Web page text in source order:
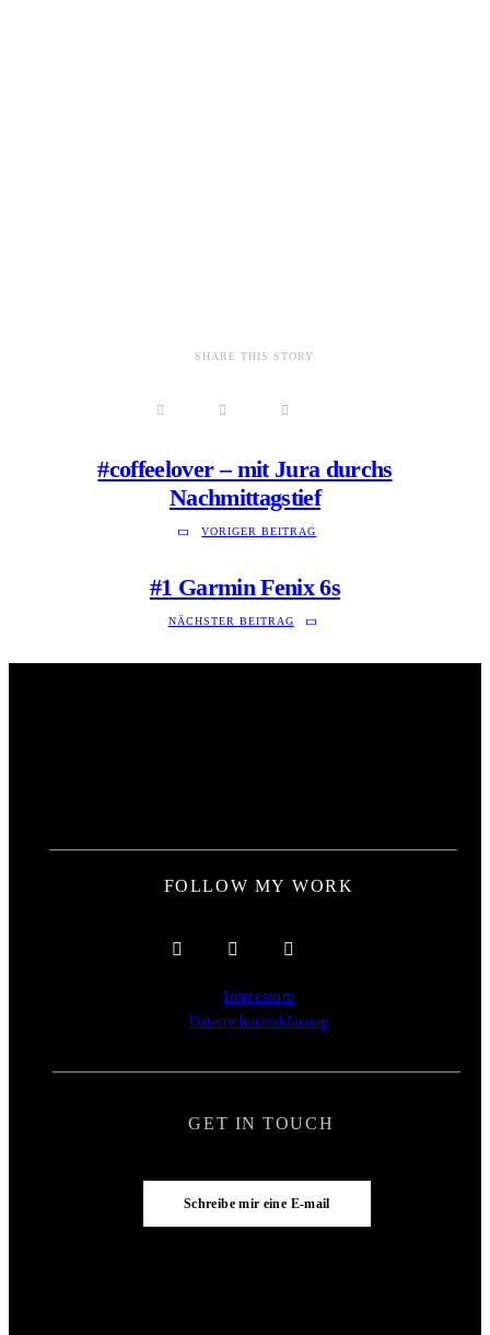
SHARE THIS STORY
#coffeelover – mit Jura durchs
Nachmittagstief
VORIGER BEITRAG
#1 Garmin Fenix 6s
NÄCHSTER BEITRAG
FOLLOW MY WORK
GET IN TOUCH
Schreibe mir eine E-mail
Impressum
Datenschutzerklärung